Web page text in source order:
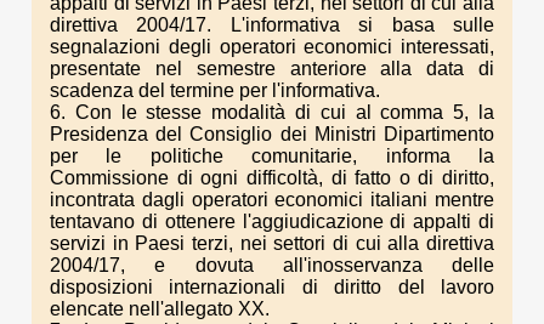
direttiva 2004/17. L'informativa si basa sulle
segnalazioni degli operatori economici interessati,
presentate nel semestre anteriore alla data di
scadenza del termine per l'informativa.
6. Con le stesse modalità di cui al comma 5, la
Presidenza del Consiglio dei Ministri Dipartimento
per le politiche comunitarie, informa la
Commissione di ogni difficoltà, di fatto o di diritto,
incontrata dagli operatori economici italiani mentre
tentavano di ottenere l'aggiudicazione di appalti di
servizi in Paesi terzi, nei settori di cui alla direttiva
2004/17, e dovuta all'inosservanza delle
disposizioni internazionali di diritto del lavoro
elencate nell'allegato XX.